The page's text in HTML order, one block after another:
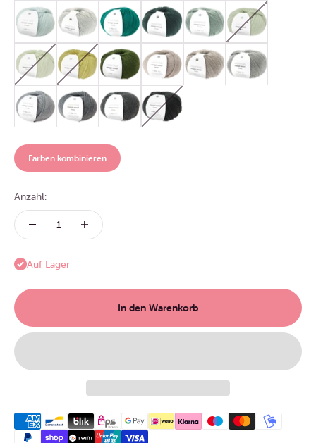
Rico Design Essentials Mega Wool Chunky | 010 Mint
Rico Design Essentials Mega Wool Chunky | 025 Aqua
Rico Design Essentials Mega Wool Chunky |
Rico Design Essentials Mega Wool
Rico Design Essentials
Rico Design
Rico Design Essentials Mega Wool Chunky | 036 Aloe
Rico Design Essentials Mega Wool Chunky | 035 Limette
Rico Design Essentials Mega Wool Chunky |
Rico Design Essentials Mega Wool
Rico Design Essentials
Rico Design
Rico Design Essentials Mega Wool Chunky | 013 Hellgrau
Rico Design Essentials Mega Wool Chunky | 014 Grau
Rico Design Essentials Mega Wool Chunky |
Rico Design Essentials Mega Wool
Farben kombinieren
Anzahl:
Auf Lager
In den Warenkorb